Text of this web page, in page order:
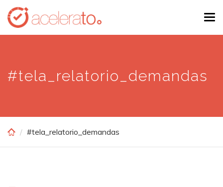
Skip
main
#tela_relatorio_demandas
#tela_relatorio_demandas